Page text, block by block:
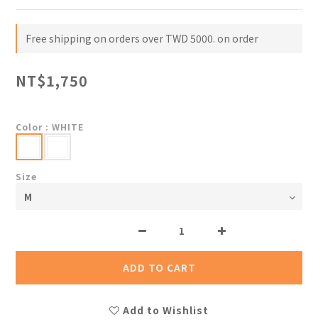
Free shipping on orders over TWD 5000. on order
NT$1,750
Color : WHITE
Size
ADD TO CART
Add to Wishlist